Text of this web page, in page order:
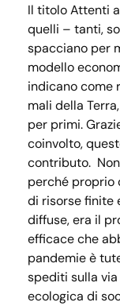
Il titolo Attenti
quelli – tanti,
spacciano per
modello
indicano come
mali della
per primi.
coinvolto,
contributo.
perché proprio
di risorse finite
diffuse, era il
efficace che
pandemie è
spediti sulla
ecologica di